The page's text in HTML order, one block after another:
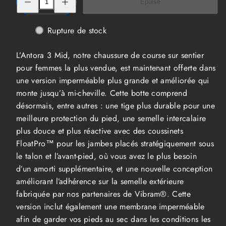
la
quantité
Bottes
d&#39;hiver
3
Thermo
Mid
Zip
Femmes
la
quantité
d&#39;hiver
3
Thermo
Mid
Zip
WP
Femmes
Rupture de stock
L’Antora 3 Mid, notre chaussure de course sur sentier
pour femmes la plus vendue, est maintenant offerte dans
une version imperméable plus grande et améliorée qui
monte jusqu’à mi-cheville. Cette botte comprend
désormais, entre autres : une tige plus durable pour une
meilleure protection du pied, une semelle intercalaire
plus douce et plus réactive avec des coussinets
FloatPro™ pour les jambes placés stratégiquement sous
le talon et l’avant-pied, où vous avez le plus besoin
d’un amorti supplémentaire, et une nouvelle conception
améliorant l’adhérence sur la semelle extérieure
fabriquée par nos partenaires de Vibram®. Cette
version inclut également une membrane imperméable
afin de garder vos pieds au sec dans les conditions les